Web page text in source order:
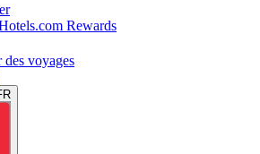
Rewards
des voyages